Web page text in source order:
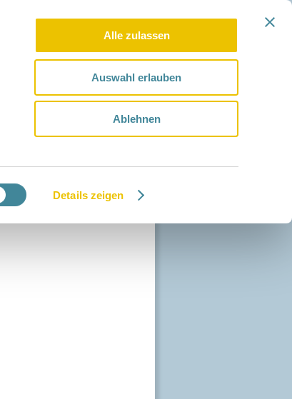
Details zeigen
Alle zulassen
Auswahl erlauben
Ablehnen